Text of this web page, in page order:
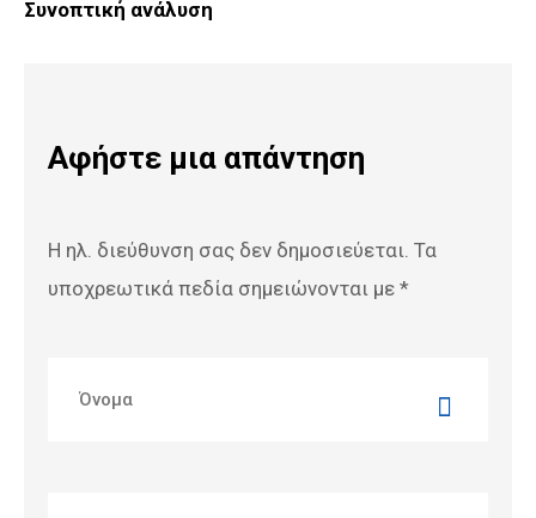
Συνοπτική ανάλυση
Αφήστε μια απάντηση
Η ηλ. διεύθυνση σας δεν δημοσιεύεται. Τα
υποχρεωτικά πεδία σημειώνονται με *